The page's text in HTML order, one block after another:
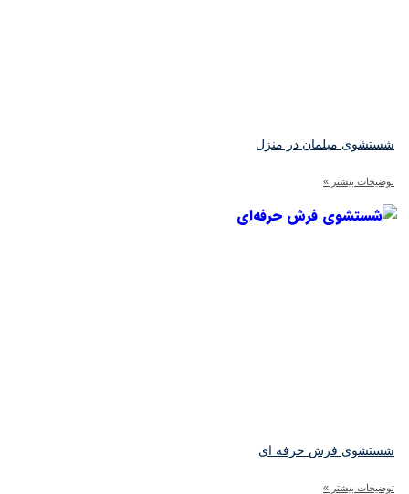
مبلمان در منزل
بیشتر »
فرش حرفه‌ ای
بیشتر »